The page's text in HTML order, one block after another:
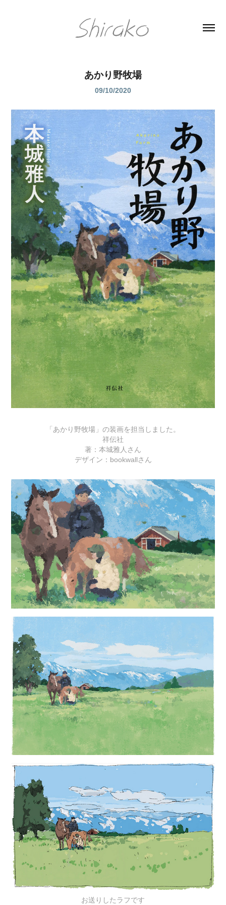
あかり野牧場
09/10/2020
「あかり野牧場」の装画を担当しました。
祥伝社
著：本城雅人さん
デザイン：bookwallさん
お送りしたラフです